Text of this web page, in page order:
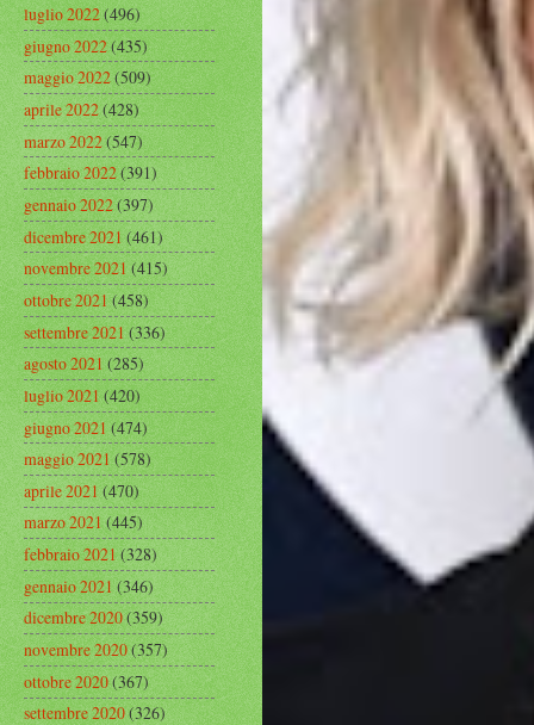
luglio 2022(496)
giugno 2022(435)
maggio 2022(509)
aprile 2022(428)
marzo 2022(547)
febbraio 2022(391)
gennaio 2022(397)
dicembre 2021(461)
novembre 2021(415)
ottobre 2021(458)
settembre 2021(336)
agosto 2021(285)
luglio 2021(420)
giugno 2021(474)
maggio 2021(578)
aprile 2021(470)
marzo 2021(445)
febbraio 2021(328)
gennaio 2021(346)
dicembre 2020(359)
novembre 2020(357)
ottobre 2020(367)
settembre 2020(326)